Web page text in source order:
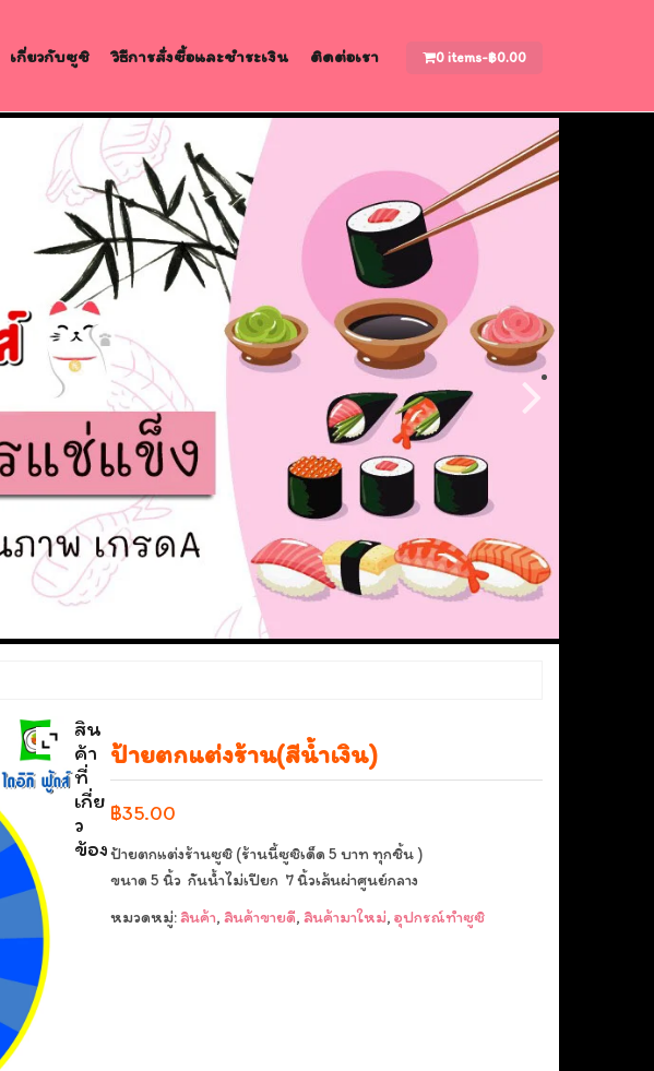
เกี่ยวกับซูชิ วิธีการสั่งซื้อและชำระเงิน ติดต่อเรา 0 items-฿0.00
ป้ายตกแต่งร้าน(สีน้ำเงิน)
฿35.00
ป้ายตกแต่งร้านซูซิ (ร้านนี้ซูซิเด็ด 5 บาท ทุกชิ้น )
ขนาด 5 นิ้ว กันน้ำไม่เปียก 7 นิ้วเส้นผ่าศูนย์กลาง
หมวดหมู่:สินค้า, สินค้าขายดี, สินค้ามาใหม่, อุปกรณ์ทำซูซิ
สิน
ค้า
ที่
เกี่ย
ว
ข้อง